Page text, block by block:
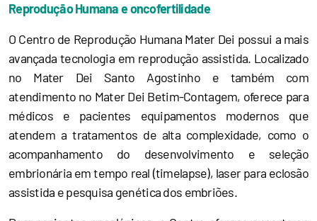
Reprodução Humana e oncofertilidade
O Centro de Reprodução Humana Mater Dei possui a mais
avançada tecnologia em reprodução assistida. Localizado
no Mater Dei Santo Agostinho e também com
atendimento no Mater Dei Betim-Contagem, oferece para
médicos e pacientes equipamentos modernos que
atendem a tratamentos de alta complexidade, como o
acompanhamento do desenvolvimento e seleção
embrionária em tempo real (timelapse), laser para eclosão
assistida e pesquisa genética dos embriões.